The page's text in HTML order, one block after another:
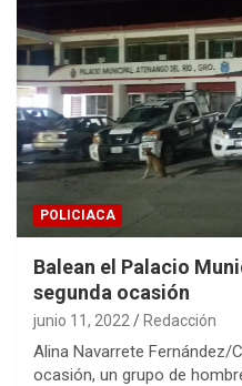
POLICIACA
Balean el Palacio
segunda ocasión
junio 11, 2022 Redacción
Alina Navarrete Fernández/
ocasión, un grupo de